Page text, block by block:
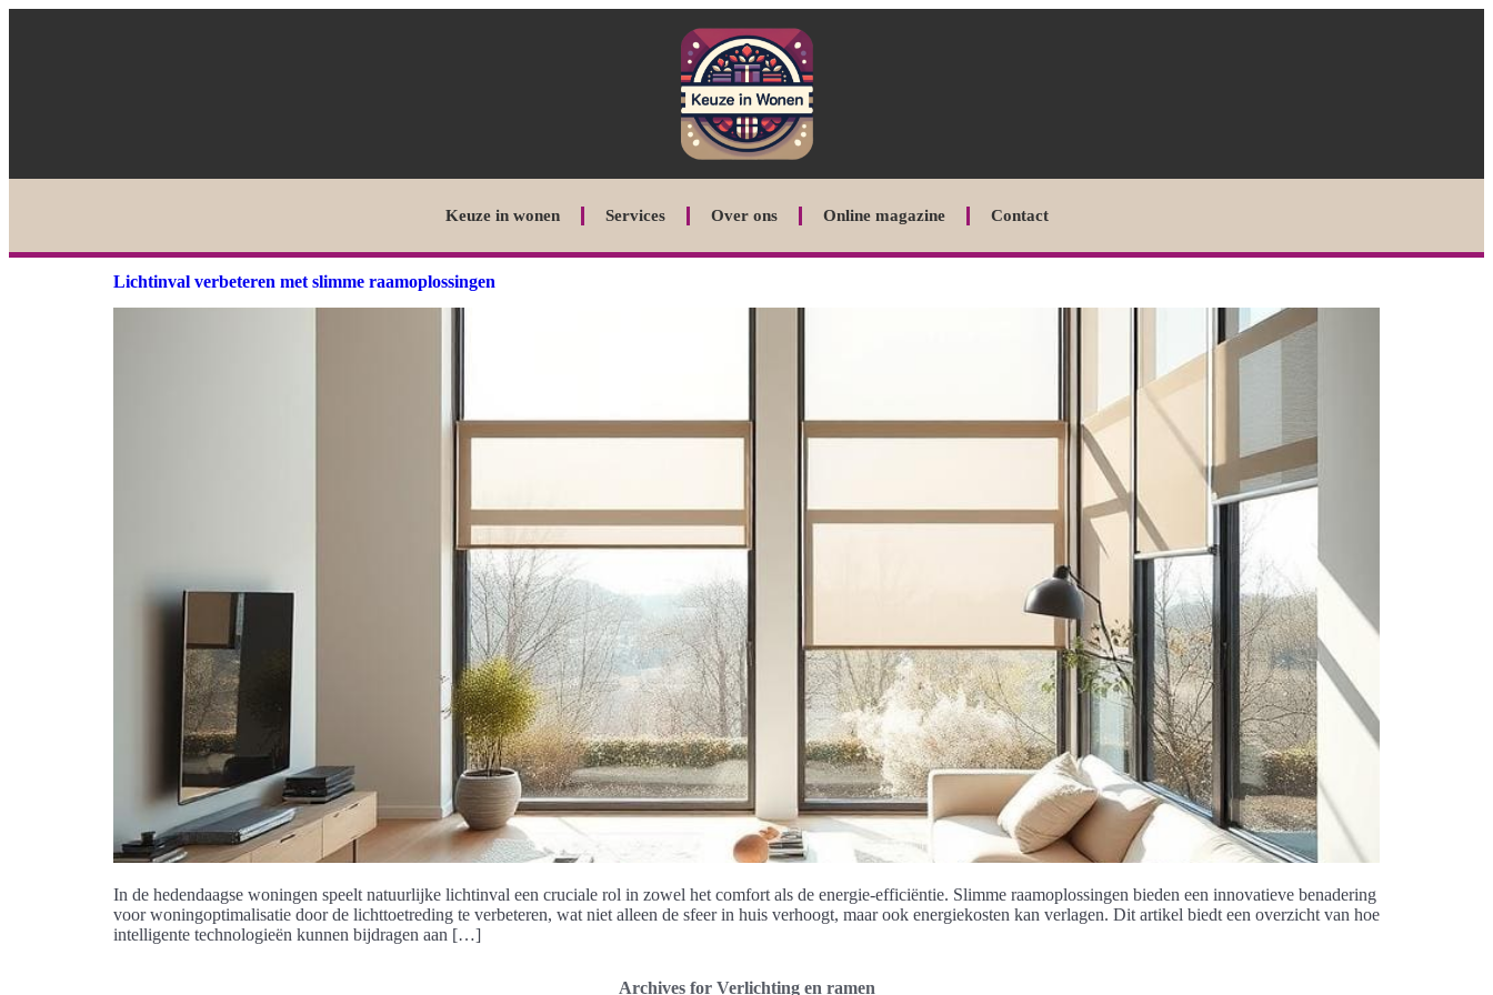
Keuze in wonen Services Over ons Online magazine Contact
Lichtinval verbeteren met slimme raamoplossingen
In de hedendaagse woningen speelt natuurlijke lichtinval een cruciale rol in zowel het comfort als de energie-efficiëntie. Slimme raamoplossingen bieden een innovatieve benadering
voor woningoptimalisatie door de lichttoetreding te verbeteren, wat niet alleen de sfeer in huis verhoogt, maar ook energiekosten kan verlagen. Dit artikel biedt een overzicht van hoe
intelligente technologieën kunnen bijdragen aan […]
Archives for Verlichting en ramen